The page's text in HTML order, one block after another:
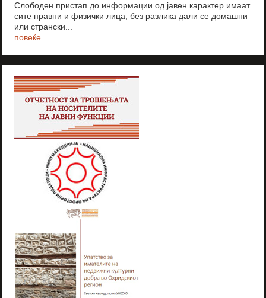
Слободен пристап до информации од јавен карактер имаат
сите правни и физички лица, без разлика дали се домашни
или странски...
повеќе